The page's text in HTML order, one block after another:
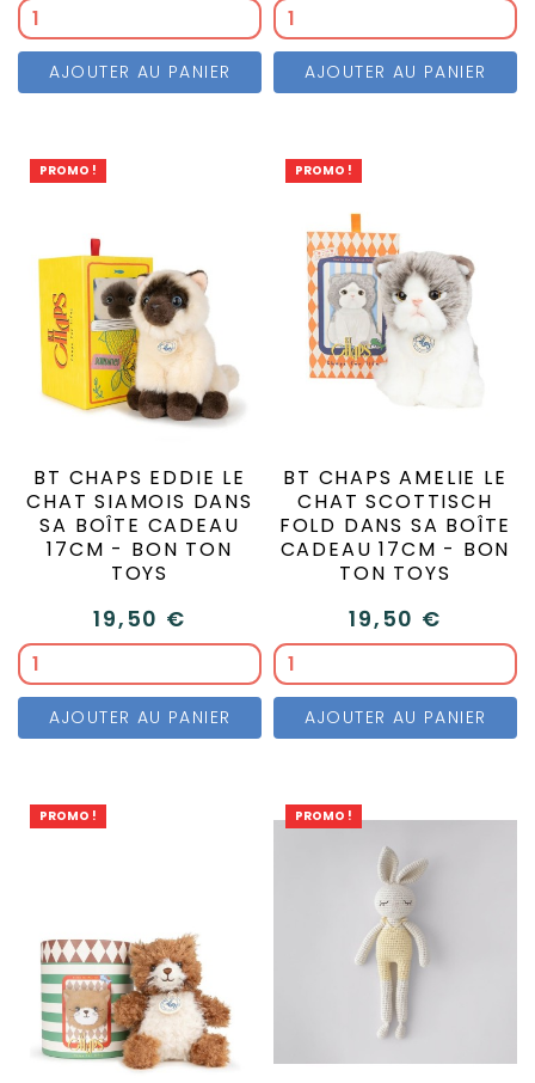
AJOUTER AU PANIER AJOUTER AU PANIER
PROMO !
BT CHAPS EDDIE LE
CHAT SIAMOIS DANS
SA BOÎTE CADEAU
17CM - BON TON
TOYS
19,50 €
AJOUTER AU PANIER
PROMO !
BT CHAPS AMELIE LE
CHAT SCOTTISCH
FOLD DANS SA BOÎTE
CADEAU 17CM - BON
TON TOYS
19,50 €
AJOUTER AU PANIER
PROMO ! PROMO !